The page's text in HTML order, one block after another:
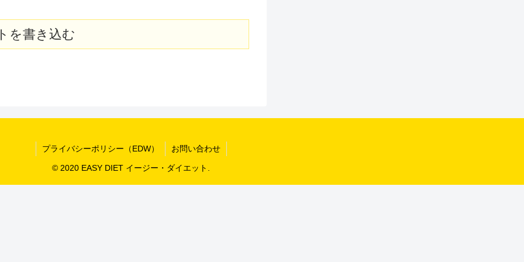
を書き込む
プライバシーポリシー（EDW） お問い合わせ
© 2020 EASY DIET イージー・ダイエット.